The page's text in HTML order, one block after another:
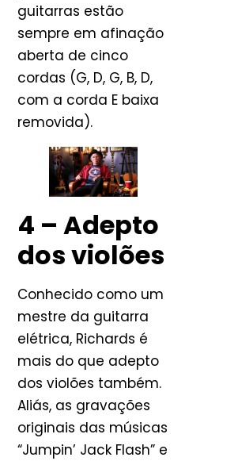
guitarras estão
sempre em afinação
aberta de cinco
cordas (G, D, G, B, D,
com a corda E baixa
removida).
4 – Adepto
dos violões
Conhecido como um
mestre da guitarra
elétrica, Richards é
mais do que adepto
dos violões também.
Aliás, as gravações
originais das músicas
“Jumpin’ Jack Flash” e